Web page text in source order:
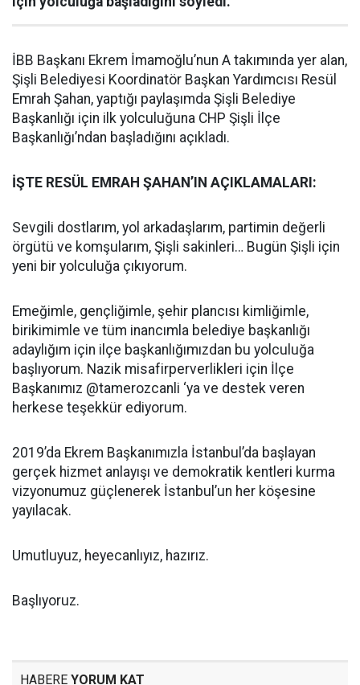
İBB Başkanı Ekrem İmamoğlu’nun A takımında yer alan,
Şişli Belediyesi Koordinatör Başkan Yardımcısı Resül
Emrah Şahan, yaptığı paylaşımda Şişli Belediye
Başkanlığı için ilk yolculuğuna CHP Şişli İlçe
Başkanlığı’ndan başladığını açıkladı.
İŞTE RESÜL EMRAH ŞAHAN’IN AÇIKLAMALARI:
Sevgili dostlarım, yol arkadaşlarım, partimin değerli
örgütü ve komşularım, Şişli sakinleri… Bugün Şişli için
yeni bir yolculuğa çıkıyorum.
Emeğimle, gençliğimle, şehir plancısı kimliğimle,
birikimimle ve tüm inancımla belediye başkanlığı
adaylığım için ilçe başkanlığımızdan bu yolculuğa
başlıyorum. Nazik misafirperverlikleri için İlçe
Başkanımız @tamerozcanli ‘ya ve destek veren
herkese teşekkür ediyorum.
2019’da Ekrem Başkanımızla İstanbul’da başlayan
gerçek hizmet anlayışı ve demokratik kentleri kurma
vizyonumuz güçlenerek İstanbul’un her köşesine
yayılacak.
Umutluyuz, heyecanlıyız, hazırız.
Başlıyoruz.
HABERE YORUM KAT